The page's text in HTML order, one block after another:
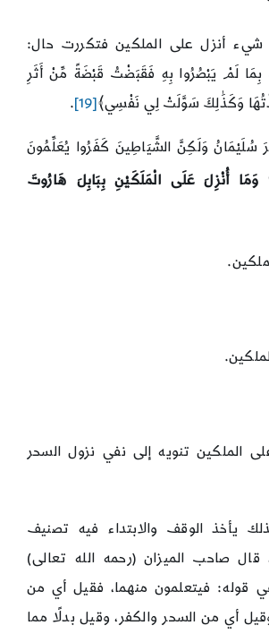
شيء أنزل على الملكين فتكررت حال:
لَمْ يَبْصُرُوا بِهِ فَقَبَضْتُ قَبْضَةً مِّنْ أَثَرِ
وَكَذَٰلِكَ سَوَّلَتْ لِي نَفْسِي﴾[19]
.
سُلَيْمَانُ وَلَكِنَّ الشَّيَاطِينَ كَفَرُوا يُعَلِّمُونَ
وَمَا أُنْزِلَ عَلَى الْمَلَكَيْنِ بِبَابِلَ هَارُوتَ
الملكين تنويه إلى نفي نزول السحر
يأخذ الوقف والابتداء فيه تصنيف
قال صاحب الميزان (رحمه الله تعالى)
قوله: فيتعلمون منهما، فقيل أي من
أي من السحر والكفر، وقيل بدلًا مما